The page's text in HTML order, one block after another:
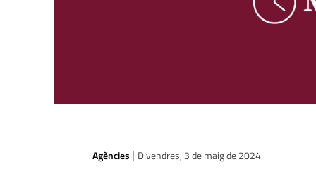
Agències | Divendres, 3 de maig de 2024